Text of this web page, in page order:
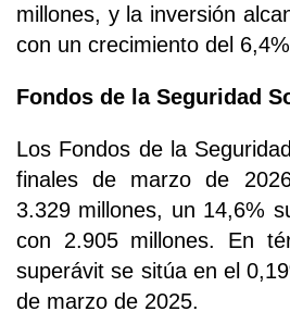
millones, y la inversión
con un crecimiento del
Fondos de la Seguridad
Los Fondos de la
finales de marzo de
3.329 millones, un 14,6%
con 2.905 millones. En
superávit se sitúa en el
de marzo de 2025.